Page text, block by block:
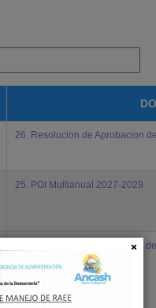
26. Resolucion de Aprobacion
25. POI Multianual 2027-2029
24. Fichas de Implementacion